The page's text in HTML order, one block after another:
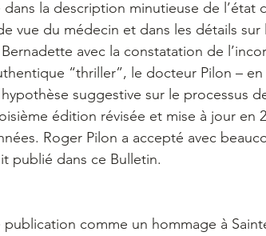
la description minutieuse de l’état
vue du médecin et dans les détails sur
avec la constatation de
“thriller”, le docteur Pilon –
suggestive sur le processus
édition révisée et mise à jour en
Roger Pilon a accepté avec
publié dans ce Bulletin.
comme un hommage à